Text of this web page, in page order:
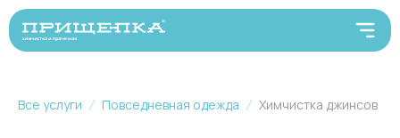
Все услуги Повседневная одежда Химчистка джинсов